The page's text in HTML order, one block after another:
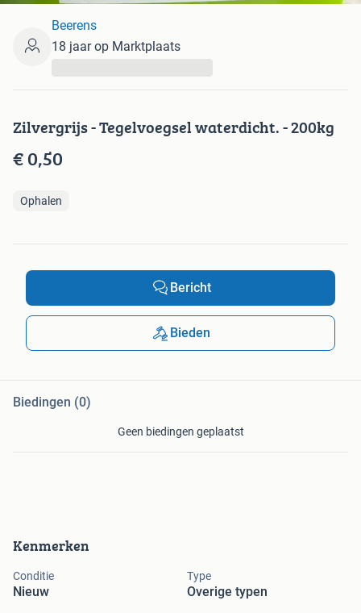
Kenmerken
Conditie
Nieuw
Type
Overige typen
Zilvergrijs - Tegelvoegsel waterdicht. - 200kg
€ 0,50
Ophalen
Beerens
18 jaar op Marktplaats
Bericht
Bieden
Biedingen (0)
Geen biedingen geplaatst